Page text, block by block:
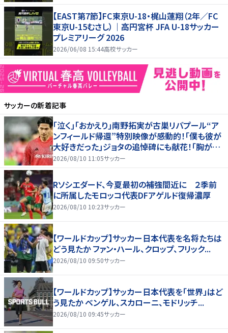
【EAST第7節】FC東京U-18・梶山蓮翔（2年／FC
東京U-15むさし）｜高円宮杯 JFA U-18サッカー
プレミアリーグ 2026
2026/06/08 15:44高校サッカー
サッカーの新着記事
｢泣く｣｢おかえり｣南野拓実が古巣リバプール“ア
ンフィールド帰還”特別映像が感動的！｢僕も彼が
大好きだった｣ジョタの追悼碑にも献花！｢胸が熱
くなります…｣
2026/08/10 11:05サッカー
Rソシエダード、今夏最初の補強間近に ２季前
に所属したモロッコ代表DFアゲルド復帰濃厚
2026/08/10 10:23サッカー
【ワールドカップ】サッカー日本代表を名将たちは
どう見たか ファン・ハール、クロップ、フリック...
2026/08/10 09:50サッカー
【ワールドカップ】サッカー日本代表を「世界」はど
う見たか ベンゲル、スカローニ、モドリッチ...
2026/08/10 09:45サッカー